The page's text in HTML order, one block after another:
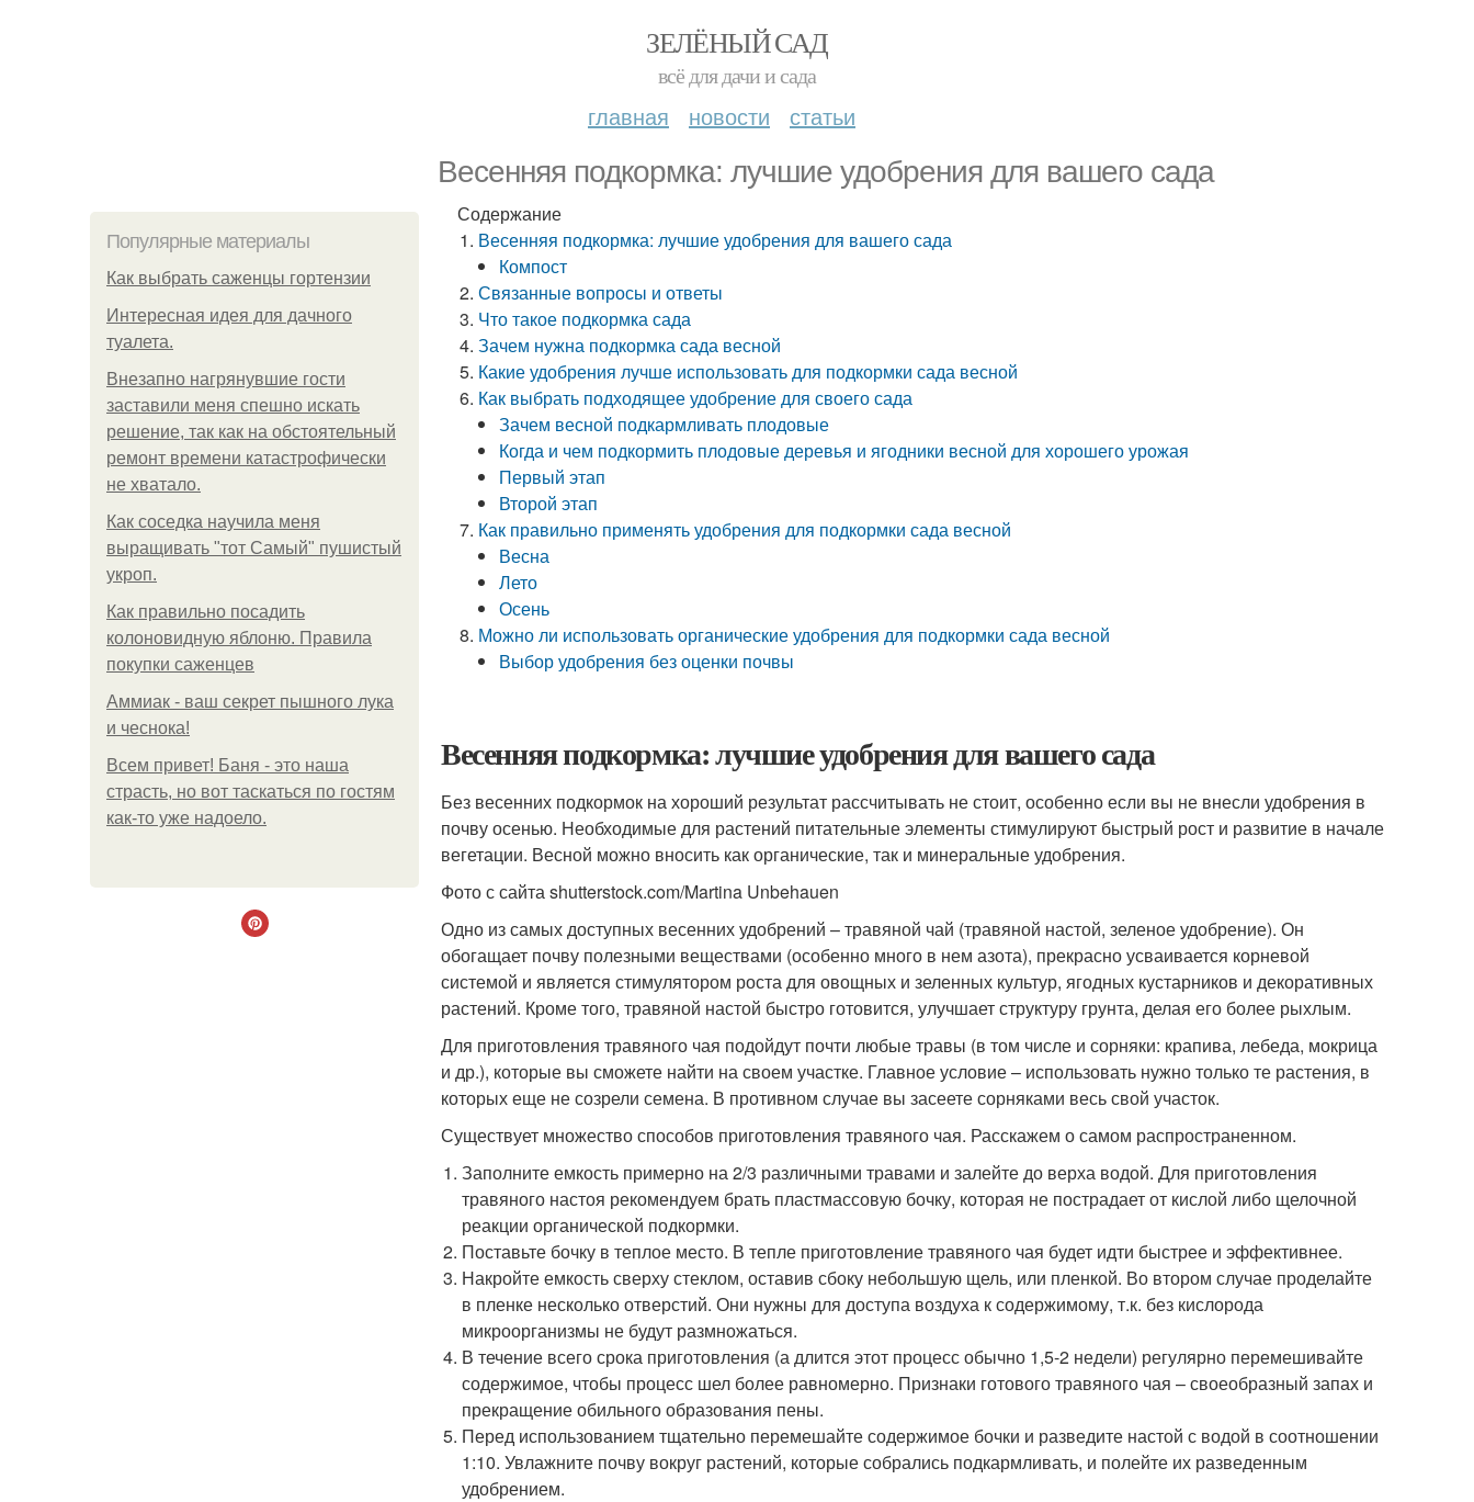
ЗЕЛЁНЫЙ САД
всё для дачи и сада
главная новости статьи
Весенняя подкормка: лучшие удобрения для вашего сада
Популярные материалы
Как выбрать саженцы гортензии
Интересная идея для дачного
туалета.
Внезапно нагрянувшие гости
заставили меня спешно искать
решение, так как на обстоятельный
ремонт времени катастрофически
не хватало.
Как соседка научила меня
выращивать "тот Самый" пушистый
укроп.
Как правильно посадить
колоновидную яблоню. Правила
покупки саженцев
Аммиак - ваш секрет пышного лука
и чеснока!
Всем привет! Баня - это наша
страсть, но вот таскаться по гостям
как-то уже надоело.
Содержание
Весенняя подкормка: лучшие удобрения для вашего сада
Компост
Связанные вопросы и ответы
Что такое подкормка сада
Зачем нужна подкормка сада весной
Какие удобрения лучше использовать для подкормки сада весной
Как выбрать подходящее удобрение для своего сада
Зачем весной подкармливать плодовые
Когда и чем подкормить плодовые деревья и ягодники весной для хорошего урожая
Первый этап
Второй этап
Как правильно применять удобрения для подкормки сада весной
Весна
Лето
Осень
Можно ли использовать органические удобрения для подкормки сада весной
Выбор удобрения без оценки почвы
Весенняя подкормка: лучшие удобрения для вашего сада
Без весенних подкормок на хороший результат рассчитывать не стоит, особенно если вы не внесли удобрения в
почву осенью. Необходимые для растений питательные элементы стимулируют быстрый рост и развитие в начале
вегетации. Весной можно вносить как органические, так и минеральные удобрения.
Фото с сайта shutterstock.com/Martina Unbehauen
Одно из самых доступных весенних удобрений – травяной чай (травяной настой, зеленое удобрение). Он
обогащает почву полезными веществами (особенно много в нем азота), прекрасно усваивается корневой
системой и является стимулятором роста для овощных и зеленных культур, ягодных кустарников и декоративных
растений. Кроме того, травяной настой быстро готовится, улучшает структуру грунта, делая его более рыхлым.
Для приготовления травяного чая подойдут почти любые травы (в том числе и сорняки: крапива, лебеда, мокрица
и др.), которые вы сможете найти на своем участке. Главное условие – использовать нужно только те растения, в
которых еще не созрели семена. В противном случае вы засеете сорняками весь свой участок.
Существует множество способов приготовления травяного чая. Расскажем о самом распространенном.
Заполните емкость примерно на 2/3 различными травами и залейте до верха водой. Для приготовления
травяного настоя рекомендуем брать пластмассовую бочку, которая не пострадает от кислой либо щелочной
реакции органической подкормки.
Поставьте бочку в теплое место. В тепле приготовление травяного чая будет идти быстрее и эффективнее.
Накройте емкость сверху стеклом, оставив сбоку небольшую щель, или пленкой. Во втором случае проделайте
в пленке несколько отверстий. Они нужны для доступа воздуха к содержимому, т.к. без кислорода
микроорганизмы не будут размножаться.
В течение всего срока приготовления (а длится этот процесс обычно 1,5-2 недели) регулярно перемешивайте
содержимое, чтобы процесс шел более равномерно. Признаки готового травяного чая – своеобразный запах и
прекращение обильного образования пены.
Перед использованием тщательно перемешайте содержимое бочки и разведите настой с водой в соотношении
1:10. Увлажните почву вокруг растений, которые собрались подкармливать, и полейте их разведенным
удобрением.